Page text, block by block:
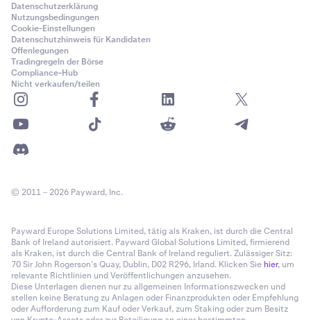
Datenschutzerklärung
Nutzungsbedingungen
Cookie-Einstellungen
Datenschutzhinweis für Kandidaten
Offenlegungen
Tradingregeln der Börse
Compliance-Hub
Nicht verkaufen/teilen
© 2011 – 2026 Payward, Inc.
Payward Europe Solutions Limited, tätig als Kraken, ist durch die Central
Bank of Ireland autorisiert. Payward Global Solutions Limited, firmierend
als Kraken, ist durch die Central Bank of Ireland reguliert. Zulässiger Sitz:
70 Sir John Rogerson’s Quay, Dublin, D02 R296, Irland. Klicken Sie hier, um
relevante Richtlinien und Veröffentlichungen anzusehen.
Diese Unterlagen dienen nur zu allgemeinen Informationszwecken und
stellen keine Beratung zu Anlagen oder Finanzprodukten oder Empfehlung
oder Aufforderung zum Kauf oder Verkauf, zum Staking oder zum Besitz